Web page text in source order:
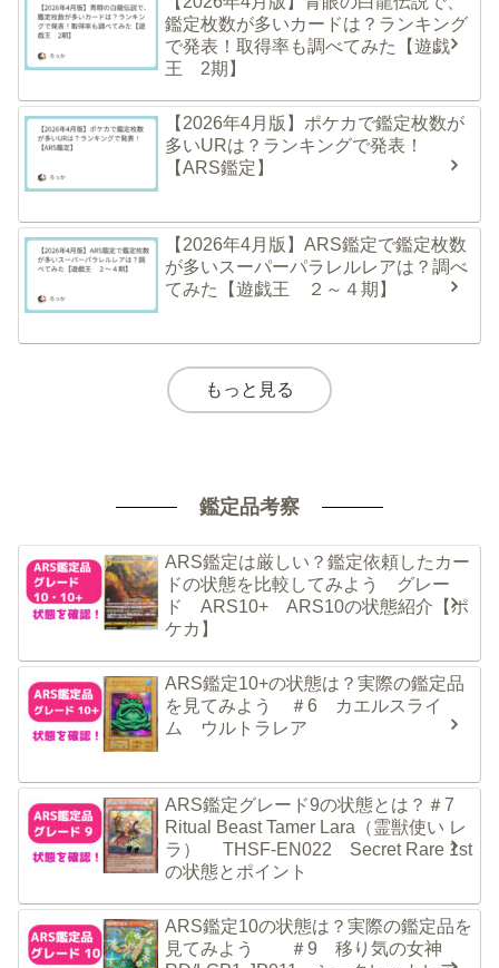
鑑定枚数が多いカードは？ランキング
で発表！取得率も調べてみた【遊戯
王 2期】
【2026年4月版】ポケカで鑑定枚数が
多いURは？ランキングで発表！
【ARS鑑定】
【2026年4月版】ARS鑑定で鑑定枚数
が多いスーパーパラレルレアは？調べ
てみた【遊戯王 ２～４期】
もっと見る
鑑定品考察
ARS鑑定は厳しい？鑑定依頼したカー
ドの状態を比較してみよう グレー
ド ARS10+ ARS10の状態紹介【ポ
ケカ】
ARS鑑定10+の状態は？実際の鑑定品
を見てみよう ＃6 カエルスライ
ム ウルトラレア
ARS鑑定グレード9の状態とは？＃7
Ritual Beast Tamer Lara（霊獣使い レ
ラ） THSF-EN022 Secret Rare 1st
の状態とポイント
ARS鑑定10の状態は？実際の鑑定品を
見てみよう ＃9 移り気の女神